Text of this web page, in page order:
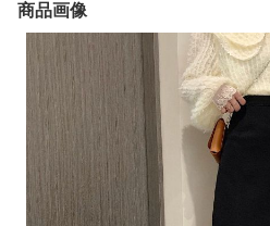
商品画像